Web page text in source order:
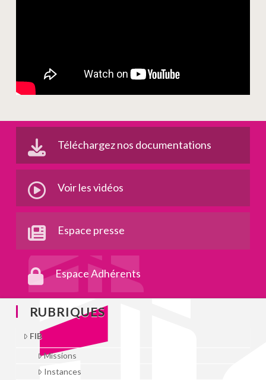
Téléchargez nos documentations
Voir les vidéos
Espace presse
Espace Adhérents
RUBRIQUES
FIB
Missions
Instances